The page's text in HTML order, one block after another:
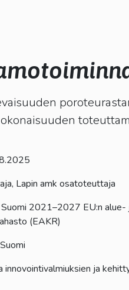
Lapin amk osatoteuttaja
2021–2027 EU:n alue-
(EAKR)
innovointivalmiuksien ja